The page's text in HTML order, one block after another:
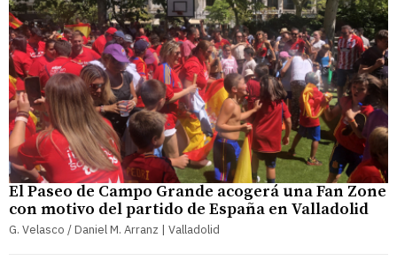
El Paseo de Campo Grande acogerá una Fan Zone
con motivo del partido de España en Valladolid
G. Velasco / Daniel M. Arranz | Valladolid